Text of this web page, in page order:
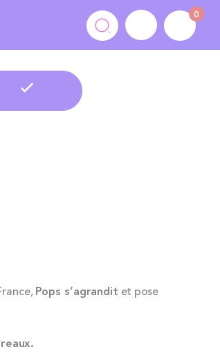
0
Pops s’agrandit et pose